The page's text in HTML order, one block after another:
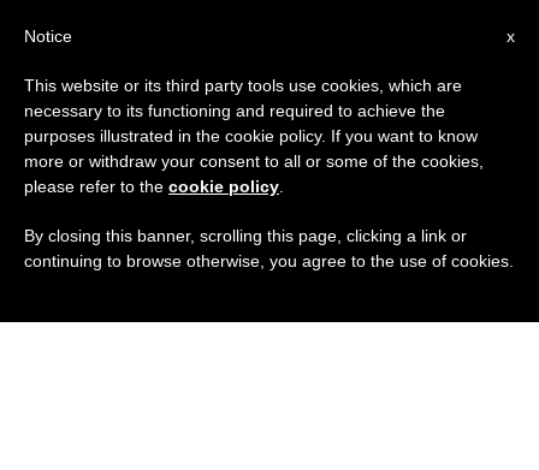
x
Notice
This website or its third party tools use cookies, which are
necessary to its functioning and required to achieve the
purposes illustrated in the cookie policy. If you want to know
more or withdraw your consent to all or some of the cookies,
please refer to the cookie policy
By closing this banner, scrolling this page, clicking a link or
continuing to browse otherwise, you agree to the use of cookies.